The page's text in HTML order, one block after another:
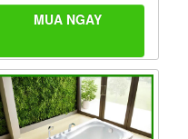
MUA NGAY